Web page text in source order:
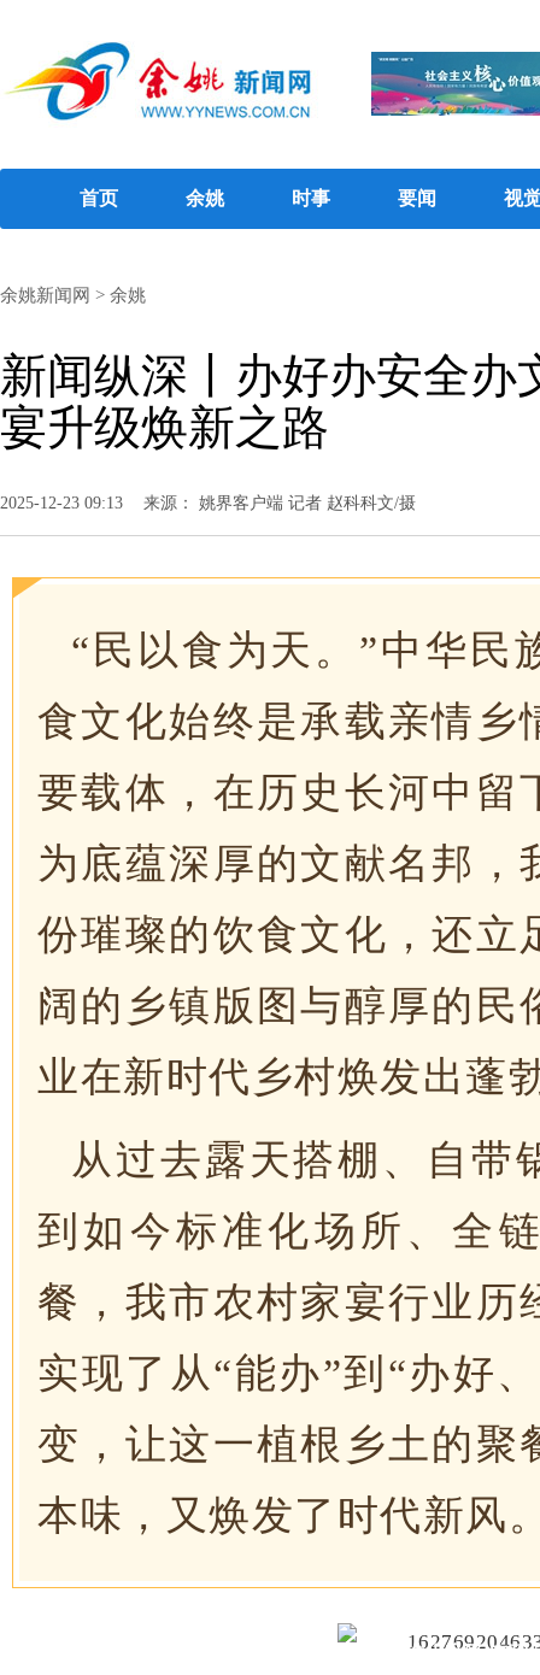
首页 余姚 时事 要闻 视
余姚新闻网 > 余姚
新闻纵深丨办好办安全
宴升级焕新之路
2025-12-23 09:13 来源： 姚界客户端 记者 赵科科文/摄
“民以食为天。”中华民
食文化始终是承载亲情乡
要载体，在历史长河中留
为底蕴深厚的文献名邦，
份璀璨的饮食文化，还立
阔的乡镇版图与醇厚的民
业在新时代乡村焕发出蓬
从过去露天搭棚、自带
到如今标准化场所、全
餐，我市农村家宴行业历
实现了从“能办”到“办好
变，让这一植根乡土的聚
本味，又焕发了时代新风
标准化升级 实现